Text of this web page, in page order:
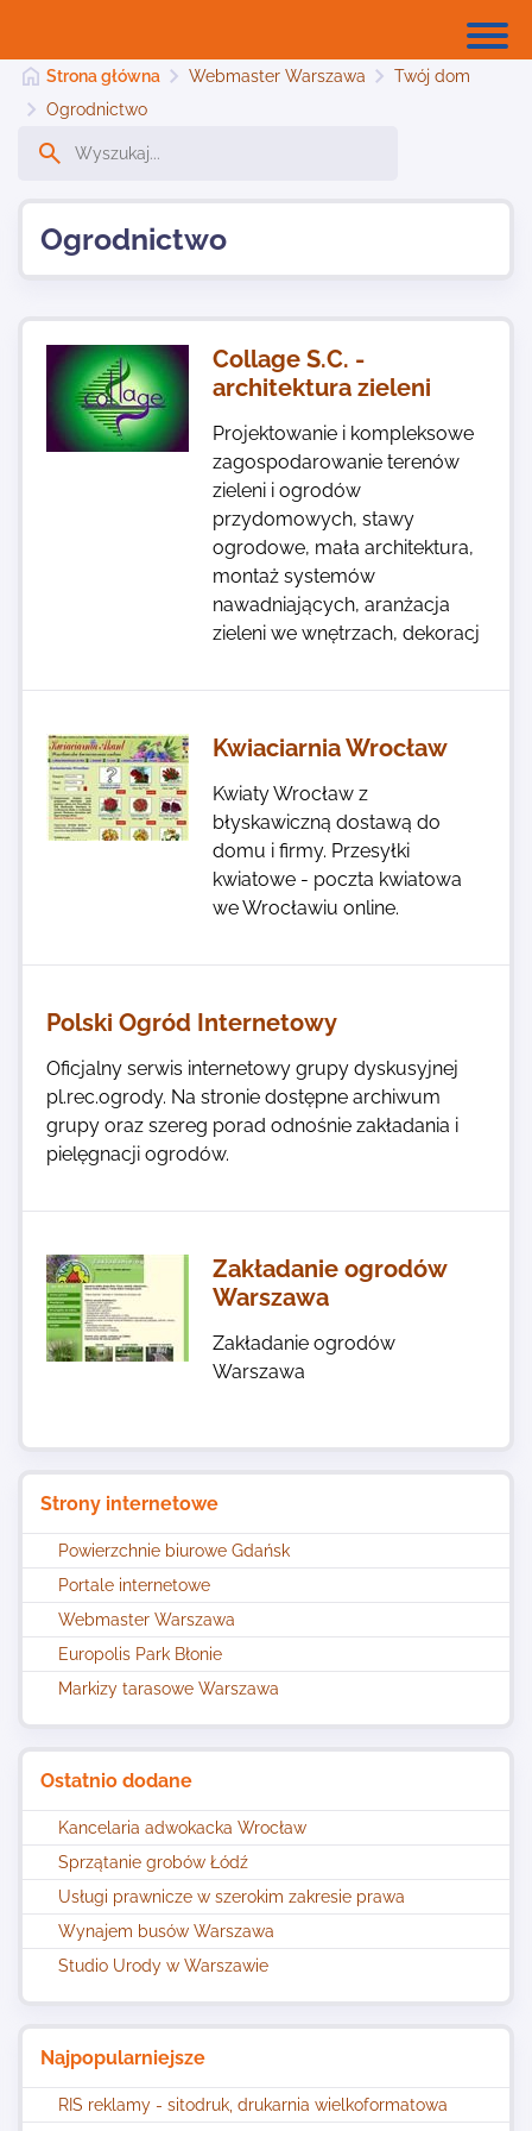
Najnowsze
Kontakt
Strona główna Webmaster Warszawa
Twój dom
Ogrodnictwo
Strony internetowe
Powierzchnie biurowe Gdańsk
Portale internetowe
Webmaster Warszawa
Europolis Park Błonie
Markizy tarasowe Warszawa
Ostatnio dodane
Kancelaria adwokacka Wrocław
Sprzątanie grobów Łódź
Usługi prawnicze w szerokim zakresie prawa
Wynajem busów Warszawa
Studio Urody w Warszawie
Najpopularniejsze
RIS reklamy - sitodruk, drukarnia wielkoformatowa
Ogrodnictwo
Collage S.C. -
architektura zieleni
Projektowanie i kompleksowe
zagospodarowanie terenów
zieleni i ogrodów
przydomowych, stawy
ogrodowe, mała architektura,
montaż systemów
nawadniających, aranżacja
zieleni we wnętrzach, dekoracj
Kwiaciarnia Wrocław
Kwiaty Wrocław z
błyskawiczną dostawą do
domu i firmy. Przesyłki
kwiatowe - poczta kwiatowa
we Wrocławiu online.
Polski Ogród Internetowy
Oficjalny serwis internetowy grupy dyskusyjnej
pl.rec.ogrody. Na stronie dostępne archiwum
grupy oraz szereg porad odnośnie zakładania i
pielęgnacji ogrodów.
Zakładanie ogrodów
Warszawa
Zakładanie ogrodów
Warszawa